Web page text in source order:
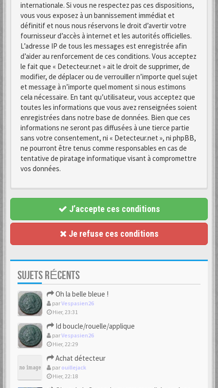
internationale. Si vous ne respectez pas ces dispositions,
vous vous exposez à un bannissement immédiat et
définitif et nous nous réservons le droit d’avertir votre
fournisseur d’accès à internet et les autorités officielles.
L’adresse IP de tous les messages est enregistrée afin
d’aider au renforcement de ces conditions. Vous acceptez
le fait que « Detecteur.net » ait le droit de supprimer, de
modifier, de déplacer ou de verrouiller n’importe quel sujet
et message à n’importe quel moment si nous estimons
cela nécessaire. En tant qu’utilisateur, vous acceptez que
toutes les informations que vous avez renseignées soient
enregistrées dans notre base de données. Bien que ces
informations ne seront pas diffusées à une tierce partie
sans votre consentement, ni « Detecteur.net », ni phpBB,
ne pourront être tenus comme responsables en cas de
tentative de piratage informatique visant à compromettre
vos données.
J’accepte ces conditions
Je refuse ces conditions
SUJETS RÉCENTS
Oh la belle bleue !
parVespasien26
Hier, 23:31
Id boucle/rouelle/applique
parVespasien26
Hier, 22:29
Achat détecteur
par ouillejack
Hier, 22:18